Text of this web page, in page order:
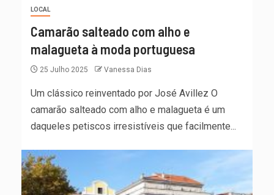
LOCAL
Camarão salteado com alho e
malagueta à moda portuguesa
25 Julho 2025 Vanessa Dias
Um clássico reinventado por José Avillez O
camarão salteado com alho e malagueta é um
daqueles petiscos irresistíveis que facilmente...